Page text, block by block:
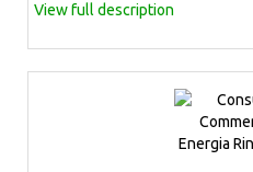
View full description